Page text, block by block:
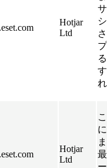
.eset.com
Hotjar
Ltd
.eset.com
Hotjar
Ltd